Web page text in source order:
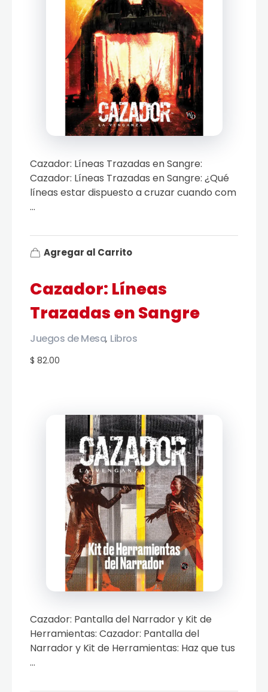
Cazador: Líneas
Trazadas en Sangre
$ 82.00
Juegos de Mesa, Libros
Cazador: Líneas Trazadas en Sangre:
Cazador: Líneas Trazadas en Sangre: ¿Qué
líneas estar dispuesto a cruzar cuando com
...
Agregar al Carrito
Cazador: Pantalla del Narrador y Kit de
Herramientas: Cazador: Pantalla del
Narrador y Kit de Herramientas: Haz que tus
...